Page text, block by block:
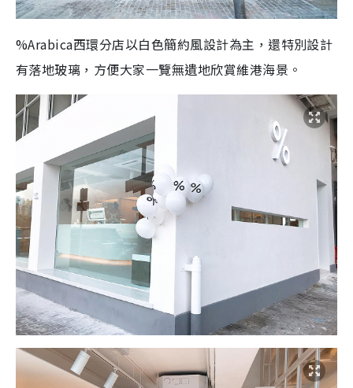
%Arabica西環分店以白色簡約風設計為主，還特別設計
有落地玻璃，方便大家一覽無遺地欣賞維港海景。